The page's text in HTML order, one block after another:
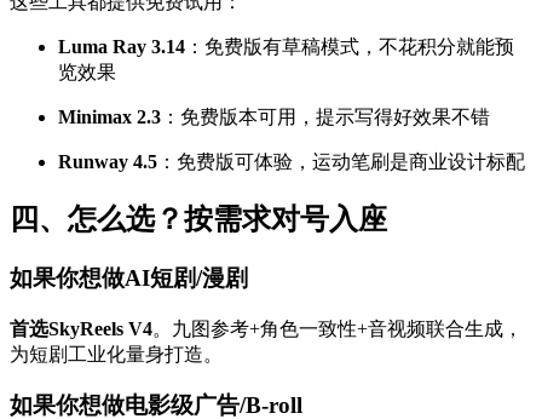
Luma Ray 3.14 ：免费版有草稿模式，不花积分就能预
览效果
Minimax 2.3 ：免费版本可用，提示写得好效果不错
Runway 4.5 ：免费版可体验，运动笔刷是商业设计标配
四、怎么选？按需求对号入座
如果你想做AI短剧/漫剧
首选SkyReels V4。九图参考+角色一致性+音视频联合生成，
为短剧工业化量身打造。
如果你想做电影级广告/B-roll